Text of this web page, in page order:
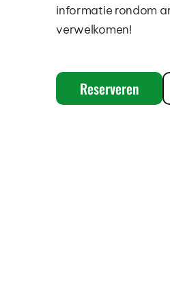
informatie rondom
verwelkomen!
Reserveren